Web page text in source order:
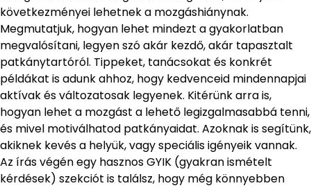
következményei lehetnek a mozgáshiánynak.
Megmutatjuk, hogyan lehet mindezt a gyakorlatban
megvalósítani, legyen szó akár kezdő, akár tapasztalt
patkánytartóról. Tippeket, tanácsokat és konkrét
példákat is adunk ahhoz, hogy kedvenceid mindennapjai
aktívak és változatosak legyenek. Kitérünk arra is,
hogyan lehet a mozgást a lehető legizgalmasabbá tenni,
és mivel motiválhatod patkányaidat. Azoknak is segítünk,
akiknek kevés a helyük, vagy speciális igényeik vannak.
Az írás végén egy hasznos GYIK (gyakran ismételt
kérdések) szekciót is találsz, hogy még könnyebben